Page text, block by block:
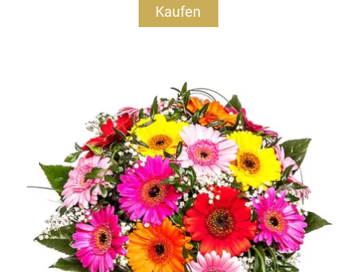
Kaufen